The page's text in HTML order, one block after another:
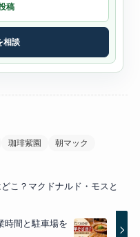
稿
相談
珈琲紫園 朝マック
こ？マクドナルド・モスと
時間と駐車場を